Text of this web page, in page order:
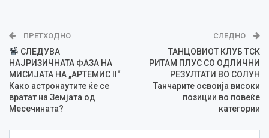
ПРЕТХОДНО
СЛЕДУВА
НАЈРИЗИЧНАТА ФАЗА НА
МИСИЈАТА НА „АРТЕМИС II“
Како астронаутите ќе се
вратат на Земјата од
Месечината?
СЛЕДНО
ТАНЦОВИОТ КЛУБ ТСК
РИТАМ ПЛУС СО ОДЛИЧНИ
РЕЗУЛТАТИ ВО СОЛУН
Танчарите освоија високи
позиции во повеќе
категории